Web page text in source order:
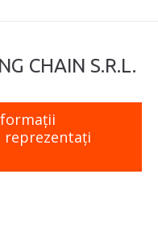
CHAIN S.R.L.
reprezentaţi